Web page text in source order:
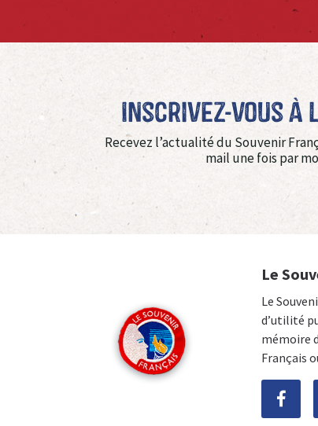
Inscrivez-vous à
Recevez l’actualité du Souvenir
mail une fois par
Le
Le
d’utilité
mémoire
Français